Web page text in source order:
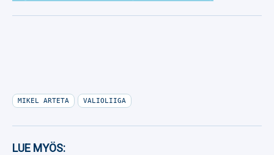
MIKEL ARTETA VALIOLIIGA
LUE MYÖS: